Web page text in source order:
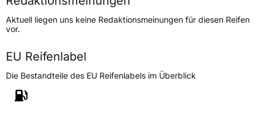
Lastindex 88
Generelle Merkmale
Verwendung
Aktuell liegen uns keine Redaktionsmeinungen für diesen Reifen
vor.
EU Reifenlabel
Die Bestandteile des EU Reifenlabels im Überblick